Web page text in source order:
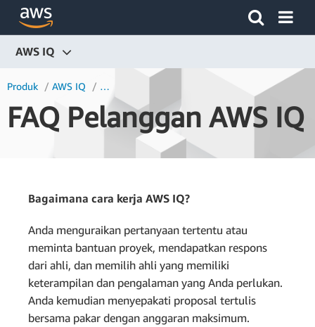
Klik di sini untuk kembali ke halaman beranda Amazon
AWS IQ
Ikhtisar
Fitur
Produk AWS IQ
FAQ Pelanggan AWS IQ
Bagaimana cara kerja AWS IQ?
Anda menguraikan pertanyaan tertentu atau
meminta bantuan proyek, mendapatkan respons
dari ahli, dan memilih ahli yang memiliki
keterampilan dan pengalaman yang Anda perlukan.
Anda kemudian menyepakati proposal tertulis
bersama pakar dengan anggaran maksimum.